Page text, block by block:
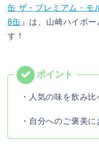
缶 ザ・プレミアム・モ
8缶 』は、山崎ハイボ
す！
・人気の味を飲み比
・自分へのご褒美に